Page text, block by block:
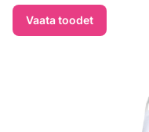
Vaata toodet